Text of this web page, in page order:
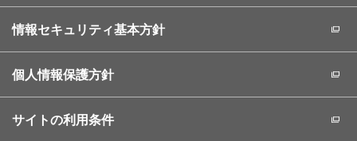
情報セキュリティ基本方針
個人情報保護方針
サイトの利用条件